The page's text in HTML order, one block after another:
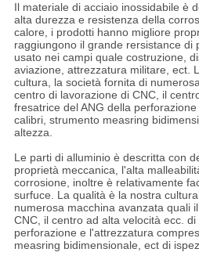
Il materiale di acciaio inossidabile è
alta durezza e resistenza della
calore, i prodotti hanno migliore
raggiungono il grande rersistance di
usato nei campi quale costruzione,
aviazione, attrezzatura militare, ect.
cultura, la società fornita di
centro di lavorazione di CNC, il
fresatrice del ANG della
calibri, strumento measring
altezza.
Le parti di alluminio è descritta con
proprietà meccanica, l'alta
corrosione, inoltre è relativamente
surfuce. La qualità è la nostra
numerosa macchina avanzata quali
CNC, il centro ad alta velocità ecc.
perforazione e l'attrezzatura
measring bidimensionale, ect di